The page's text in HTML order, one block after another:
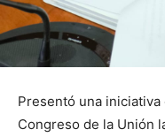
Presentó una
Congreso de la Unión